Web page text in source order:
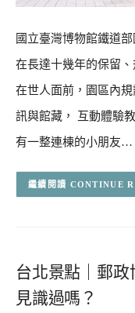
國立臺灣博物館鐵道
在長達十幾年的保留
在世人面前，園區內
訊與館藏， 互動體驗
有一整連棟的小朋友…
CONTINUE
台北景點｜郵
見識過嗎？